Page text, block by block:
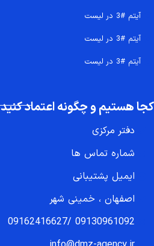
آیتم #3 در لیست
آیتم #3 در لیست
آیتم #3 در لیست
کجا هستیم و چگونه اعتماد کنید
دفتر مرکزی
شماره تماس ها
ایمیل پشتیبانی
اصفهان ، خمینی شهر
09130961092
/
09162416627